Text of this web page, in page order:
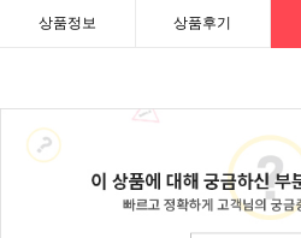
상품정보 상품후기